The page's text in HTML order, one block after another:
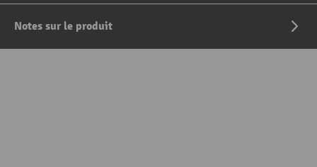
Notes sur le produit